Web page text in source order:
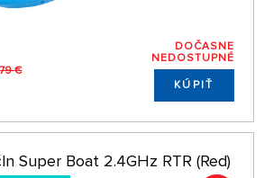
€
DOČASNE
NEDOSTUPNÉ
KÚPIŤ
Super Boat 2.4GHz RTR (Red)